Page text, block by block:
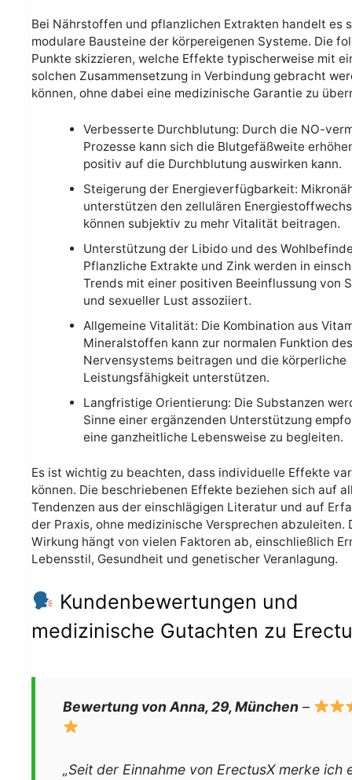
Bei Nährstoffen und pflanzlichen Extrakten handelt es
modulare Bausteine der körpereigenen Systeme. Die
Punkte skizzieren, welche Effekte typischerweise mit
solchen Zusammensetzung in Verbindung gebracht
können, ohne dabei eine medizinische Garantie zu
Verbesserte Durchblutung: Durch die NO-
Prozesse kann sich die Blutgefäßweite
positiv auf die Durchblutung auswirken kann.
Steigerung der Energieverfügbarkeit:
unterstützen den zellulären
können subjektiv zu mehr Vitalität beitragen.
Unterstützung der Libido und des
Pflanzliche Extrakte und Zink werden in
Trends mit einer positiven Beeinflussung von
und sexueller Lust assoziiert.
Allgemeine Vitalität: Die Kombination aus
Mineralstoffen kann zur normalen Funktion des
Nervensystems beitragen und die körperliche
Leistungsfähigkeit unterstützen.
Langfristige Orientierung: Die Substanzen
Sinne einer ergänzenden Unterstützung
eine ganzheitliche Lebensweise zu begleiten.
Es ist wichtig zu beachten, dass individuelle Effekte
können. Die beschriebenen Effekte beziehen sich auf
Tendenzen aus der einschlägigen Literatur und auf
der Praxis, ohne medizinische Versprechen abzuleiten.
Wirkung hängt von vielen Faktoren ab, einschließlich
Lebensstil, Gesundheit und genetischer Veranlagung.
Kundenbewertungen und
medizinische Gutachten zu
Bewertung von Anna, 29, München –
„Seit der Einnahme von ErectusX merke ich